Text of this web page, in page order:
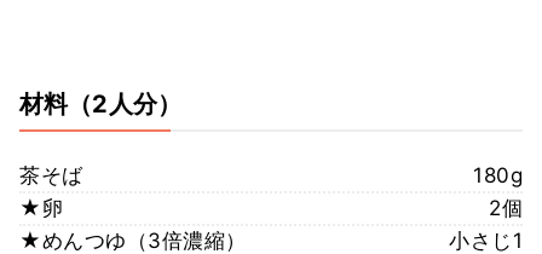
材料（2人分）
茶そば
180g
★卵
2個
★めんつゆ（3倍濃縮）
小さじ1